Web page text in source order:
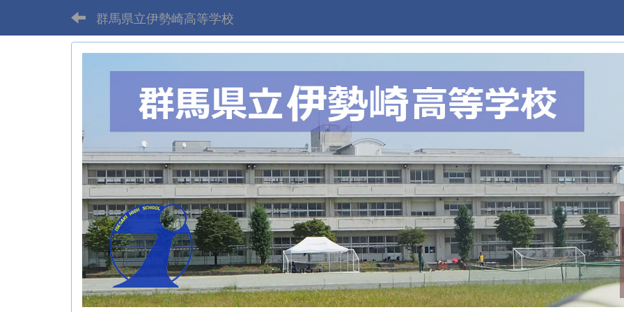
群馬県立伊勢崎高等学校